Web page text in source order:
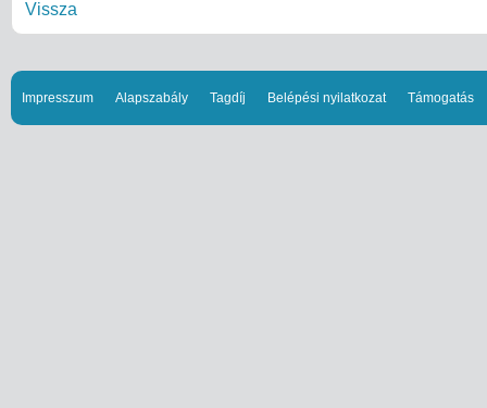
Vissza
Impresszum Alapszabály Tagdíj Belépési nyilatkozat Támogatás